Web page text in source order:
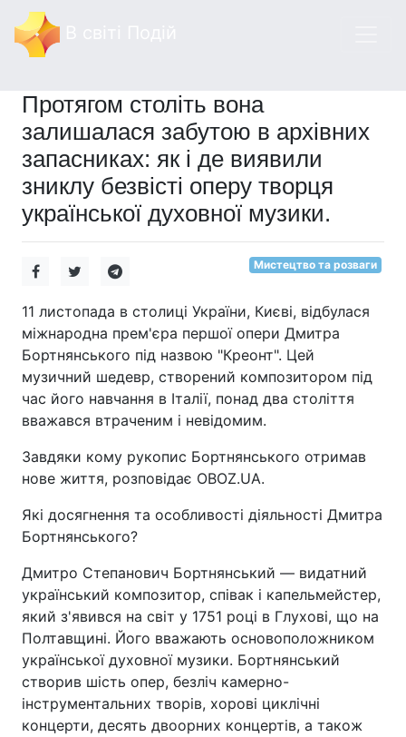
Протягом століть вона
залишалася забутою в архівних
запасниках: як і де виявили
зниклу безвісті оперу творця
української духовної музики.
Мистецтво та розваги
11 листопада в столиці України, Києві, відбулася
міжнародна прем'єра першої опери Дмитра
Бортнянського під назвою "Креонт". Цей
музичний шедевр, створений композитором під
час його навчання в Італії, понад два століття
вважався втраченим і невідомим.
Завдяки кому рукопис Бортнянського отримав
нове життя, розповідає OBOZ.UA.
Які досягнення та особливості діяльності Дмитра
Бортнянського?
Дмитро Степанович Бортнянський — видатний
український композитор, співак і капельмейстер,
який з'явився на світ у 1751 році в Глухові, що на
Полтавщині. Його вважають основоположником
української духовної музики. Бортнянський
створив шість опер, безліч камерно-
інструментальних творів, хорові циклічні
концерти, десять двоорних концертів, а також